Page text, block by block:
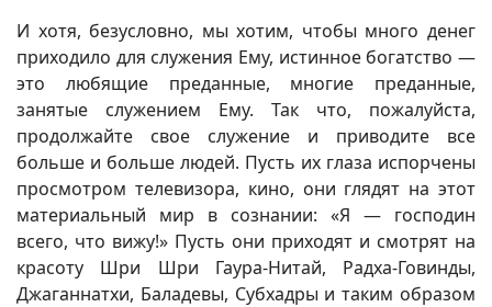
И хотя, безусловно, мы хотим, чтобы много денег
приходило для служения Ему, истинное богатство —
это любящие преданные, многие преданные,
занятые служением Ему. Так что, пожалуйста,
продолжайте свое служение и приводите все
больше и больше людей. Пусть их глаза испорчены
просмотром телевизора, кино, они глядят на этот
материальный мир в сознании: «Я — господин
всего, что вижу!» Пусть они приходят и смотрят на
красоту Шри Шри Гаура-Нитай, Радха-Говинды,
Джаганнатхи, Баладевы, Субхадры и таким образом